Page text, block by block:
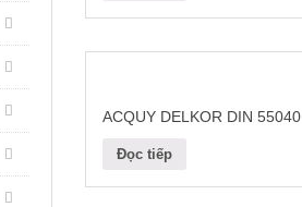
ACQUY DELKOR DIN 55040
Đọc tiếp